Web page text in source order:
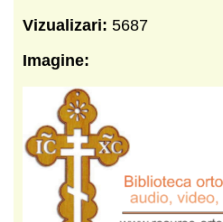
Vizualizari: 5687
Imagine: